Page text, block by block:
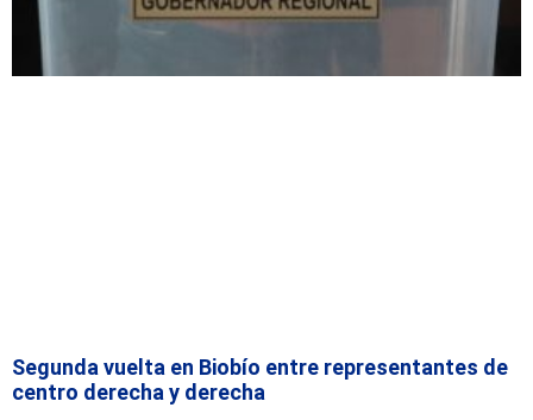
Segunda vuelta en Biobío entre representantes de
centro derecha y derecha